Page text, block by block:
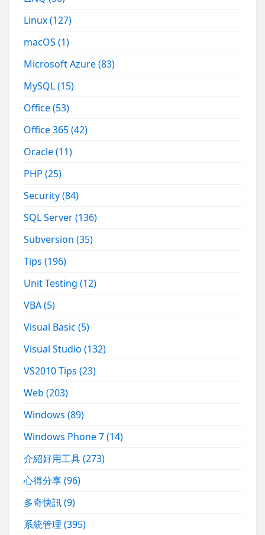
Linux(127)
macOS(1)
Microsoft Azure(83)
MySQL(15)
Office(53)
Office 365(42)
Oracle(11)
PHP(25)
Security(84)
SQL Server(136)
Subversion(35)
Tips(196)
Unit Testing(12)
VBA(5)
Visual Basic(5)
Visual Studio(132)
VS2010 Tips(23)
Web(203)
Windows(89)
Windows Phone 7(14)
介紹好用工具(273)
心得分享(96)
多奇快訊(9)
系統管理(395)